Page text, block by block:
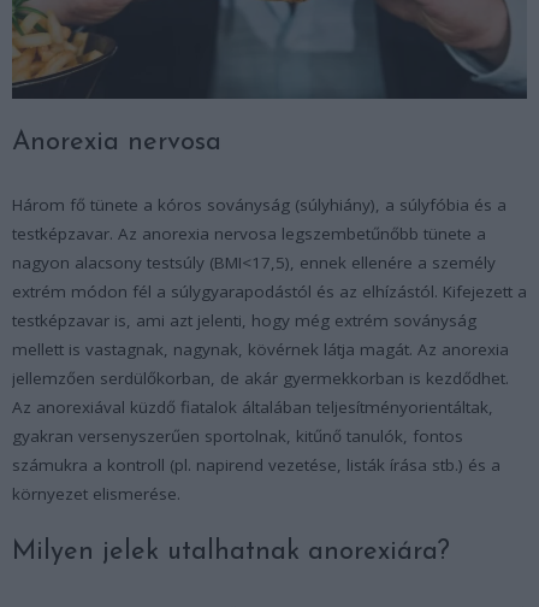
Anorexia nervosa
Három fő tünete a kóros soványság (súlyhiány), a súlyfóbia és a
testképzavar. Az anorexia nervosa legszembetűnőbb tünete a
nagyon alacsony testsúly (BMI<17,5), ennek ellenére a személy
extrém módon fél a súlygyarapodástól és az elhízástól. Kifejezett a
testképzavar is, ami azt jelenti, hogy még extrém soványság
mellett is vastagnak, nagynak, kövérnek látja magát. Az anorexia
jellemzően serdülőkorban, de akár gyermekkorban is kezdődhet.
Az anorexiával küzdő fiatalok általában teljesítményorientáltak,
gyakran versenyszerűen sportolnak, kitűnő tanulók, fontos
számukra a kontroll (pl. napirend vezetése, listák írása stb.) és a
környezet elismerése.
Milyen jelek utalhatnak anorexiára?